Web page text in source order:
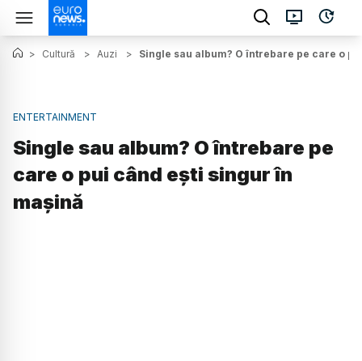
> Cultură > Auzi > Single sau album? O întrebare pe care o
ENTERTAINMENT
Single sau album? O întrebare pe
care o pui când ești singur în
mașină